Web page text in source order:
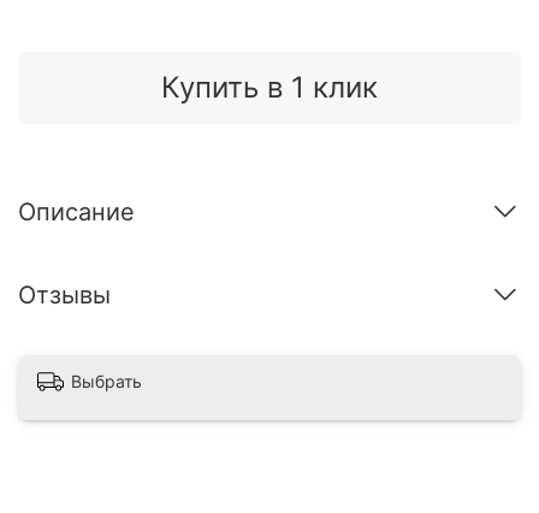
Купить в 1 клик
Описание
Отзывы
Выбрать